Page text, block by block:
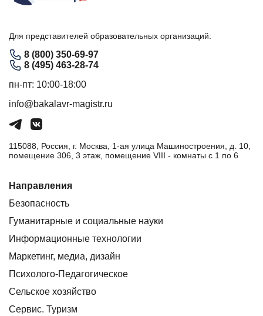
Для представителей образовательных организаций:
8 (800) 350-69-97
8 (495) 463-28-74
пн-пт: 10:00-18:00
info@bakalavr-magistr.ru
115088, Россия, г. Москва, 1-ая улица Машиностроения, д. 10,
помещение 306, 3 этаж, помещение VIII - комнаты с 1 по 6
Направления
Безопасность
Гуманитарные и социальные науки
Информационные технологии
Маркетинг, медиа, дизайн
Психолого-Педагогическое
Сельское хозяйство
Сервис. Туризм